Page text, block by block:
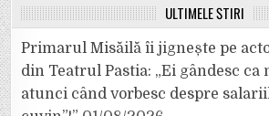
ULTIMELE ȘTIRI
Primarul Misăilă îi jignește pe
din Teatrul Pastia: „Ei gândesc
atunci când vorbesc despre